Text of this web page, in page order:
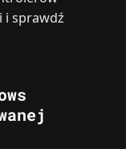
i sprawdź